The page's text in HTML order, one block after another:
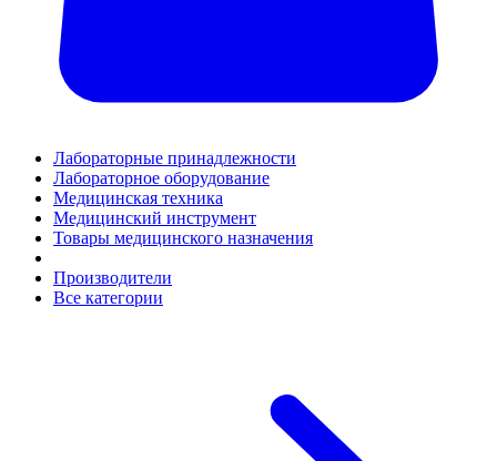
Лабораторные принадлежности
Лабораторное оборудование
Медицинская техника
Медицинский инструмент
Товары медицинского назначения
Производители
Все категории